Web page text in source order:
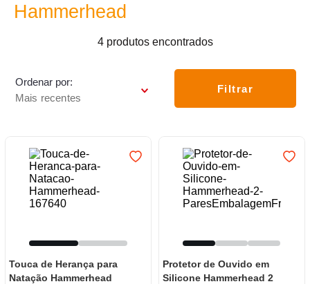
Hammerhead
4 produtos
Ordenar por
Mais recentes
Filtrar
Touca de Herança para
Natação Hammerhead
Protetor de Ouvido em
Silicone Hammerhead 2